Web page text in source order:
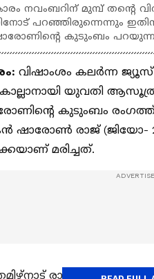
നവംബറിന് മുമ്പ് തന്‍റെ
പറഞ്ഞിരുന്നെന്നും
ഷാരോണിന്‍റെ കുടുംബം
വിഷാംശം കലര്‍ന്ന ജ്യൂസ്
യുവതി
കുടുംബം രംഗത്ത്.
ഷാരോൺ രാജ് (ജിയോ-
മരിച്ചത്.